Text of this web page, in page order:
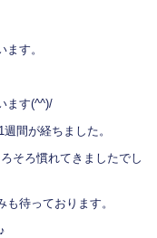
す。
ます(^^)/
間が経ちました。
そろ慣れてきましたでし
も待っております。